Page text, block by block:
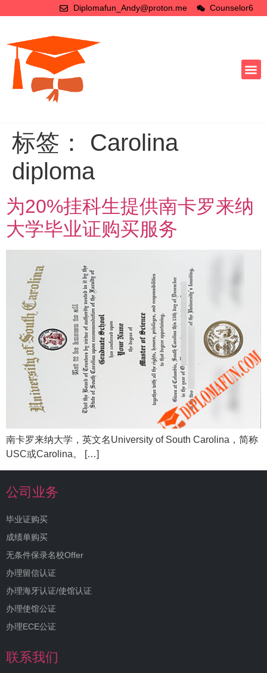
Diplomafun_Andy@proton.me Counselor6
标签： Carolina
diploma
为20%挂科生提供南卡罗来纳
大学毕业证购买服务
南卡罗来纳大学，英文名University of South Carolina，简称
USC或Carolina。 […]
公司业务
毕业证购买
成绩单购买
无条件保录名校Offer
办理留信认证
办理海牙认证/使馆认证
办理使馆公证
办理ECE公证
联系我们